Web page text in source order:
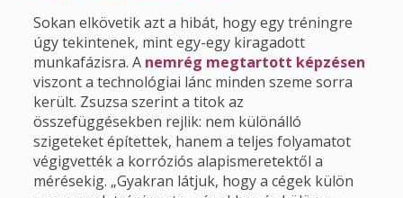
Sokan elkövetik azt a hibát, hogy egy tréningre
úgy tekintenek, mint egy-egy kiragadott
munkafázisra. A nemrég megtartott képzésen
viszont a technológiai lánc minden szeme sorra
került. Zsuzsa szerint a titok az
összefüggésekben rejlik: nem különálló
szigeteket építettek, hanem a teljes folyamatot
végigvették a korróziós alapismeretektől a
mérésekig. „Gyakran látjuk, hogy a cégek külön